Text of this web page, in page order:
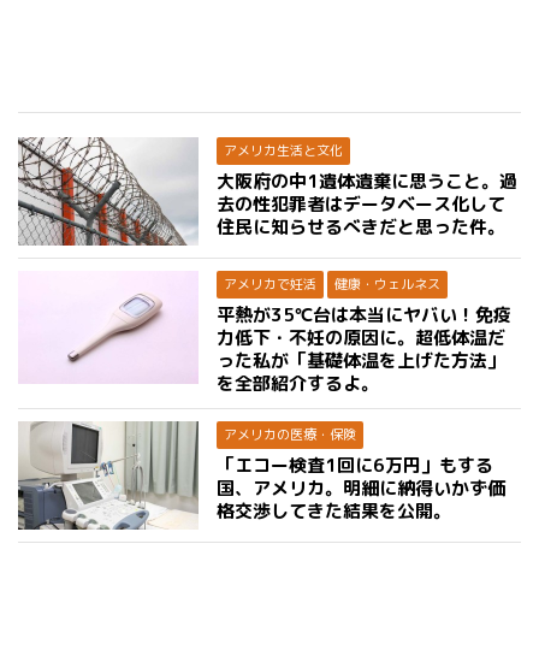
アメリカ生活と文化
大阪府の中1遺体遺棄に思うこと。過
去の性犯罪者はデータベース化して
住民に知らせるべきだと思った件。
アメリカで妊活 健康・ウェルネス
平熱が35℃台は本当にヤバい！免疫
力低下・不妊の原因に。超低体温だ
った私が「基礎体温を上げた方法」
を全部紹介するよ。
アメリカの医療・保険
「エコー検査1回に6万円」もする
国、アメリカ。明細に納得いかず価
格交渉してきた結果を公開。